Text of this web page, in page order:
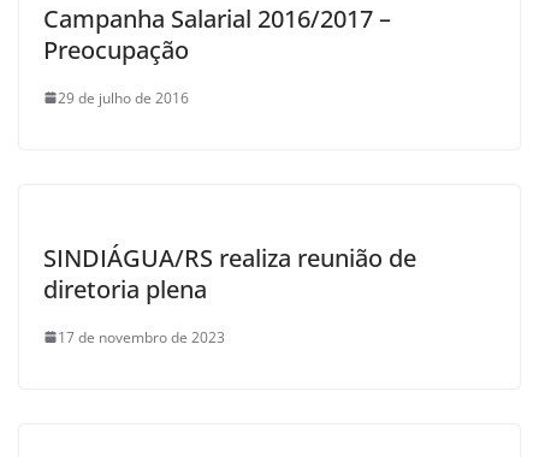
Campanha Salarial 2016/2017 –
Preocupação
29 de julho de 2016
SINDIÁGUA/RS realiza reunião de
diretoria plena
17 de novembro de 2023